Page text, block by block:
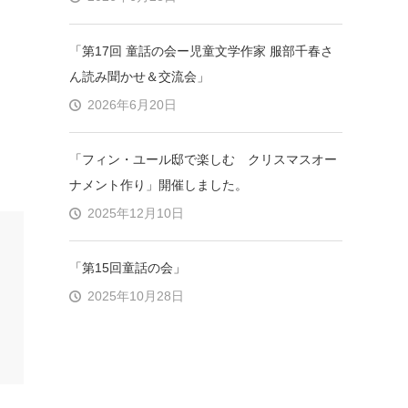
「第17回 童話の会ー児童文学作家 服部千春さ
ん読み聞かせ＆交流会」
2026年6月20日
「フィン・ユール邸で楽しむ クリスマスオー
ナメント作り」開催しました。
2025年12月10日
「第15回童話の会」
2025年10月28日